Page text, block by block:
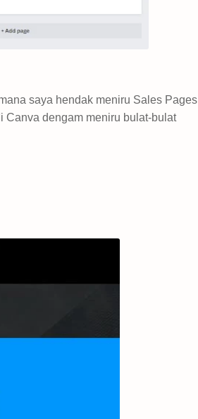
saya hendak meniru Sales Pages
dengam meniru bulat-bulat